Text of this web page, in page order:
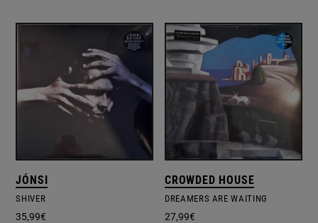
JÓNSI
SHIVER
35,99€
CROWDED HOUSE
DREAMERS ARE WAITING
27,99€